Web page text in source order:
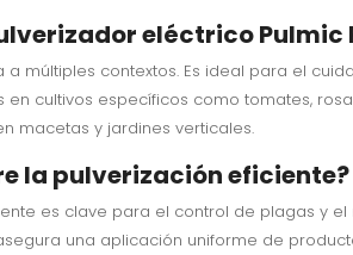
eléctrico Pulmic
múltiples contextos. Es ideal para el
cultivos específicos como tomates,
macetas y jardines verticales.
la pulverización eficiente?
es clave para el control de plagas y
una aplicación uniforme de